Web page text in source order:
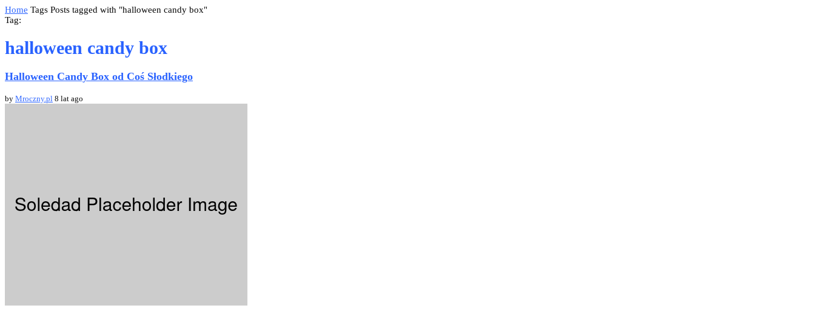
Home Tags Posts tagged with "halloween candy box"
Tag:
halloween candy box
Halloween Candy Box od Coś Słodkiego
by Mroczny.pl 8 lat ago